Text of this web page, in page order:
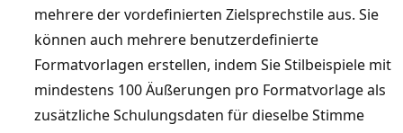
mehrere der vordefinierten Zielsprechstile aus. Sie
können auch mehrere benutzerdefinierte
Formatvorlagen erstellen, indem Sie Stilbeispiele mit
mindestens 100 Äußerungen pro Formatvorlage als
zusätzliche Schulungsdaten für dieselbe Stimme